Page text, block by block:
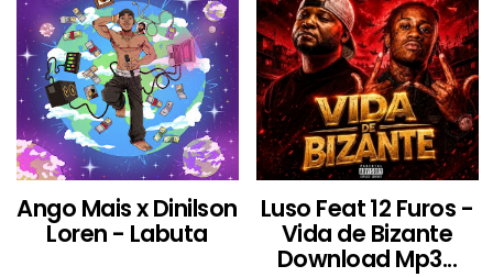
Ango Mais x Dinilson
Loren - Labuta
Luso Feat 12 Furos -
Vida de Bizante
Download Mp3...